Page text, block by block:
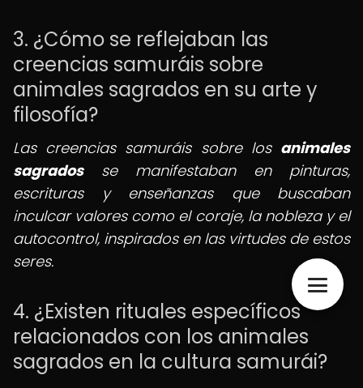
3. ¿Cómo se reflejaban las
creencias samuráis sobre
animales sagrados en su arte y
filosofía?
Las creencias samuráis sobre los animales
sagradosse manifestaban en pinturas,
escrituras y enseñanzas que buscaban
inculcar valores como el coraje, la nobleza y el
autocontrol, inspirados en las virtudes de estos
seres.
4. ¿Existen rituales específicos
relacionados con los animales
sagrados en la cultura samurái?